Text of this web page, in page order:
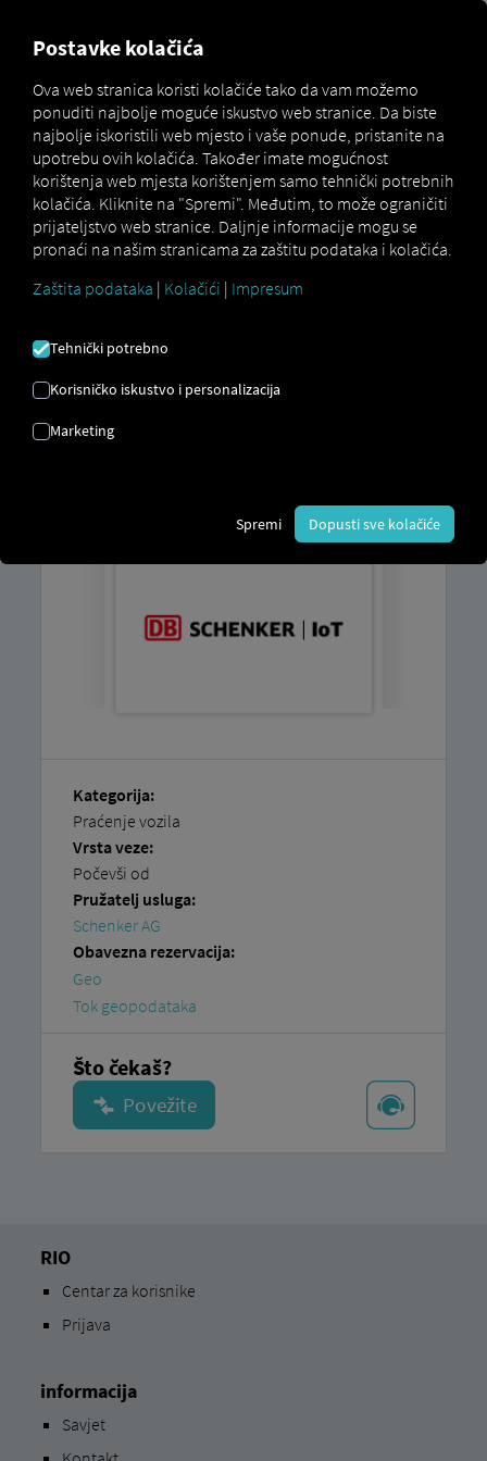
Marketplace Connectors DB Schenker Connect
DB SCHENKER IOT
CONNECT
Integracija vanjskog pružatelja usluga
Već koristite usluge našeg partnera
Schenker AG?
Kategorija:
Praćenje vozila
Vrsta veze:
Počevši od
Pružatelj usluga:
Schenker AG
Obavezna rezervacija:
Geo
Tok geopodataka
Što čekaš?
RIO
Centar za korisnike
Prijava
informacija
Savjet
Postavke kolačića
Ova web stranica koristi kolačiće tako da vam možemo
ponuditi najbolje moguće iskustvo web stranice. Da biste
najbolje iskoristili web mjesto i vaše ponude, pristanite na
upotrebu ovih kolačića. Također imate mogućnost
korištenja web mjesta korištenjem samo tehnički potrebnih
kolačića. Kliknite na "Spremi". Međutim, to može ograničiti
prijateljstvo web stranice. Daljnje informacije mogu se
pronaći na našim stranicama za zaštitu podataka i kolačića.
Zaštita podataka | Kolačići | Impresum
Tehnički potrebno
Korisničko iskustvo i personalizacija
Marketing
Spremi Dopusti sve kolačiće